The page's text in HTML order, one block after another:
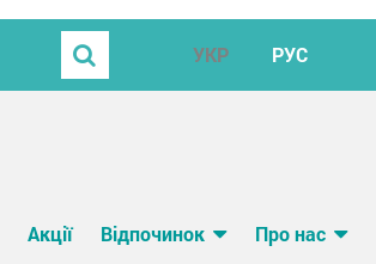
УКР РУС
Акції Відпочинок
Про нас